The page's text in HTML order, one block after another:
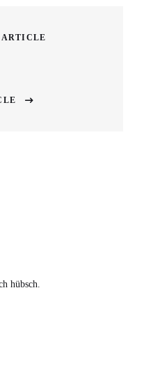
ARTICLE
hübsch.